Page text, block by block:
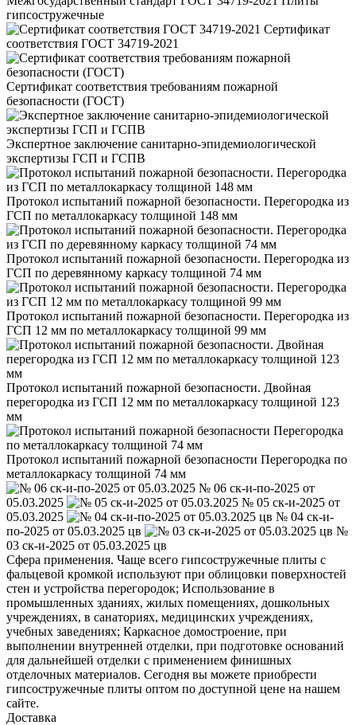
гипсостружечные
Сертификат
соответствия ГОСТ 34719-2021
Сертификат соответствия требованиям пожарной
безопасности (ГОСТ)
Экспертное заключение санитарно-эпидемиологической
экспертизы ГСП и ГСПВ
Протокол испытаний пожарной безопасности. Перегородка из
ГСП по металлокаркасу толщиной 148 мм
Протокол испытаний пожарной безопасности. Перегородка из
ГСП по деревянному каркасу толщиной 74 мм
Протокол испытаний пожарной безопасности. Перегородка из
ГСП 12 мм по металлокаркасу толщиной 99 мм
Протокол испытаний пожарной безопасности. Двойная
перегородка из ГСП 12 мм по металлокаркасу толщиной 123
мм
Протокол испытаний пожарной безопасности Перегородка по
металлокаркасу толщиной 74 мм
№ 06 ск-и-по-2025 от
05.03.2025
№ 05 ск-и-2025 от
05.03.2025
№ 04 ск-и-
по-2025 от 05.03.2025 цв
№
03 ск-и-2025 от 05.03.2025 цв
Сфера применения. Чаще всего гипсостружечные плиты с
фальцевой кромкой используют при облицовки поверхностей
стен и устройства перегородок; Использование в
промышленных зданиях, жилых помещениях, дошкольных
учреждениях, в санаториях, медицинских учреждениях,
учебных заведениях; Каркасное домостроение, при
выполнении внутренней отделки, при подготовке оснований
для дальнейшей отделки с применением финишных
отделочных материалов. Сегодня вы можете приобрести
гипсостружечные плиты оптом по доступной цене на нашем
сайте.
Доставка